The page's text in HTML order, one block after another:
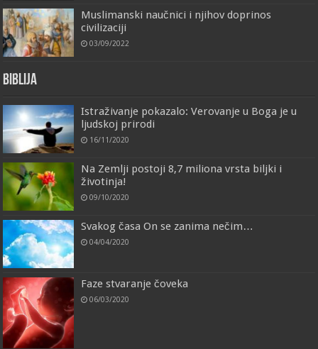
Muslimanski naučnici i njihov doprinos
civilizaciji
03/09/2022
Biblija
Istraživanje pokazalo: Verovanje u Boga je u
ljudskoj prirodi
16/11/2020
Na Zemlji postoji 8,7 miliona vrsta biljki i
životinja!
09/10/2020
Svakog časa On se zanima nečim…
04/04/2020
Faze stvaranje čoveka
06/03/2020